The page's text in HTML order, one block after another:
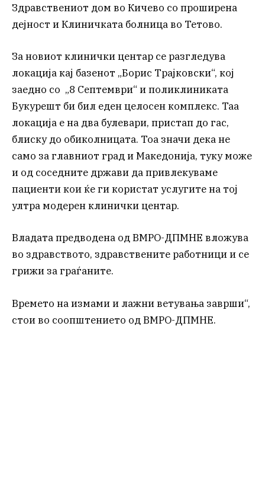
Здравствениот дом во Кичево со проширена
дејност и Клиничката болница во Тетово.
За новиот клинички центар се разгледува
локација кај базенот „Борис Трајковски“, кој
заедно со „8 Септември“ и поликлиниката
Букурешт би бил еден целосен комплекс. Таа
локација е на два булевари, пристап до гас,
блиску до обиколницата. Тоа значи дека не
само за главниот град и Македонија, туку може
и од соседните држави да привлекуваме
пациенти кои ќе ги користат услугите на тој
ултра модерен клинички центар.
Владата предводена од ВМРО-ДПМНЕ вложува
во здравството, здравствените работници и се
грижи за граѓаните.
Времето на измами и лажни ветувања заврши“,
стои во соопштението од ВМРО-ДПМНЕ.